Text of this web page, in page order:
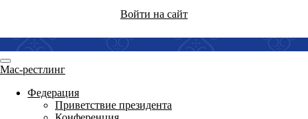
Войти на сайт
Мас-рестлинг
Федерация
Приветствие президента